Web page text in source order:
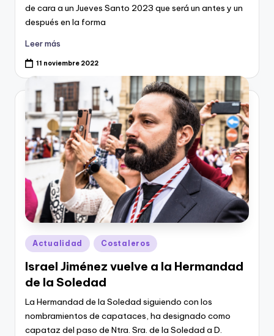
de cara a un Jueves Santo 2023 que será un antes y un
después en la forma
Leer más
11 noviembre 2022
Publicado
en
Actualidad Costaleros
Israel Jiménez vuelve a la Hermandad
de la Soledad
La Hermandad de la Soledad siguiendo con los
nombramientos de capataces, ha designado como
capataz del paso de Ntra. Sra. de la Soledad a D.